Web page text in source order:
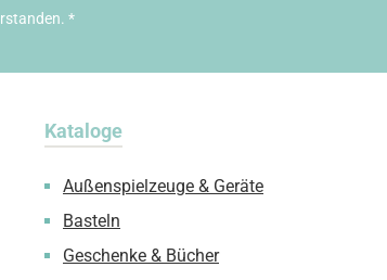
*
Kataloge
Außenspielzeuge & Geräte
Basteln
Geschenke & Bücher